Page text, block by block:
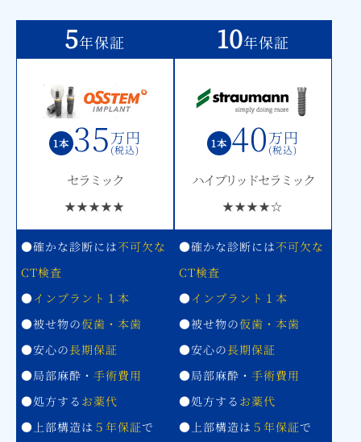
5年保証
1本 35万円
(税込)
セラミック
★★★★★
●確かな診断には不可欠な
CT検査
●インプラント１本
●被せ物の仮歯・本歯
●安心の長期保証
●局部麻酔・ 手術費用
●処方する お薬代
●上部構造は ５年保証で
10年保証
1本 40万円
(税込)
ハイブリッドセラミック
★★★★☆
●確かな診断には不可欠な
CT検査
●インプラント１本
●被せ物の仮歯・本歯
●安心の長期保証
●局部麻酔・ 手術費用
●処方する お薬代
●上部構造は ５年保証で